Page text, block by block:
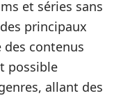
et séries sans
principaux
contenus
possible
allant des